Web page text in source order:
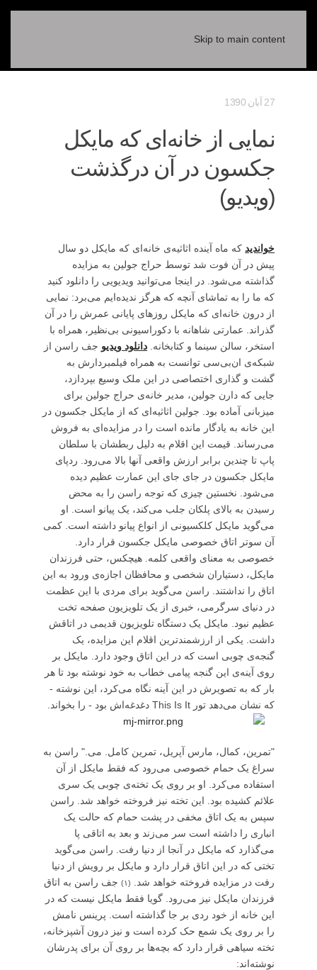
Skip to main content
27 آبان 1390
نمایی از خانه‌ای که مایکل
جکسون در آن درگذشت
(ویدیو)
خواندیدکه ماه آینده اثاثیه‌ی خانه‌ای که مایکل دو سال
پیش در آن فوت شد توسط حراج جولین به مزایده
گذاشته می‌شود. در اینجا می‌توانید ویدیویی را دانلود کنید
که ما را به تماشای آنچه که هرگز ندیده‌ایم می‌برد: نمایی
از درون خانه‌ای که مایکل روزهای پایانی عمرش را در آن
گذراند. عمارتی شاهانه با دکوراسیونی بی‌نظیر، همراه با
استخر، سالن سینما و کتابخانه. دانلود ویدیو جف راسن از
شبکه‌ی ان‌بی‌سی توانست به همراه فیلمبردارش به
گشت و گذاری اختصاصی در این ملک وسیع بپردازد،
جایی که دارن جولین، مدیر خانه‌ی حراج جولین برای
میزبانی آماده بود. جولین اثاثیه‌ای که از مایکل جکسون در
این خانه به یادگار مانده است را در مزایده‌ای به فروش
می‌رساند. قیمت این اقلام به دلیل ربط‍شان با سلطان
پاپ تا چندین برابر ارزش واقعی آنها بالا می‌رود. ردپای
مایکل جکسون در جای جای این عمارت عظیم دیده
می‌شود. نخستین چیزی که توجه راسن را به محض
رسیدن به بالای پلکان جلب می‌کند، یک پیانو است. او
می‌گوید مایکل کلکسیونی از انواع پیانو داشته است. کمی
آن سوتر اتاق خصوصی مایکل جکسون قرار دارد.
خصوصی به معنای واقعی کلمه. هیچکس، حتی فرزندان
مایکل، دستیاران شخصی و محافظان اجازه‌ی ورود به این
اتاق را نداشتند. راسن می‌گوید برای مردی با این عظمت
در دنیای سرگرمی، خبری از یک تلویزیون صفحه تخت
عظیم نبود. مایکل یک دستگاه تلویزیون قدیمی در اتاقش
داشت. یکی از ارزشمند‌ترین اقلام این مزایده، یک
گنجه‌ی چوبی است که در این اتاق وجود دارد. مایکل بر
روی آینه‌ی این گنجه پیامی خطاب به خود نوشته بود تا هر
بار که به تصویرش در این آینه نگاه می‌کرد، این نوشته -
که نشان می‌دهد تور This Is It دغدغه‌‌اش بود - را بخواند.
"تمرین، کمال، مارس آپریل، تمرین کامل. می." راسن به
سراغ یک حمام خصوصی می‌رود که فقط مایکل از آن
استفاده می‌کرد. او بر روی یک تخته‌ی چوبی یک سری
علائم کشیده بود. این تخته نیز فروخته خواهد شد. راسن
سپس به یک اتاق مخفی در پشت حمام که حالت یک
انباری را داشته است سر می‌زند و بعد به اتاقی پا
می‌گذارد که مایکل در آنجا از دنیا رفت. راسن می‌گوید
تختی که در این اتاق قرار دارد و مایکل بر رویش از دنیا
رفت در مزایده فروخته خواهد شد.
(۱)
جف راسن به اتاق
فرزندان مایکل نیز می‌رود. گویا فقط مایکل نیست که در
این خانه از خود ردی بر جا گذاشته است. پرینس نامش
را بر روی یک شمع حک کرده است و نیز درون آشپزخانه‌،
تخته سیاهی قرار دارد که بچه‌ها بر روی آن برای پدرشان
نوشته‌اند: